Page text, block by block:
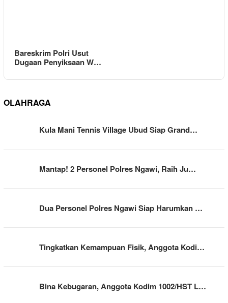
Bareskrim Polri Usut
Dugaan Penyiksaan W…
OLAHRAGA
Kula Mani Tennis Village Ubud Siap Grand…
Mantap! 2 Personel Polres Ngawi, Raih Ju…
Dua Personel Polres Ngawi Siap Harumkan …
Tingkatkan Kemampuan Fisik, Anggota Kodi…
Bina Kebugaran, Anggota Kodim 1002/HST L…